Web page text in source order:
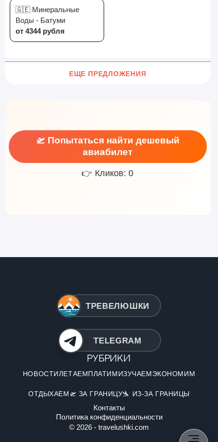
🇬🇪 Минеральные
Воды - Батуми
от 4344 рубля
ЕЩЕ ПРЕДЛОЖЕНИЯ
🛫 Попытаться найти дешевый
авиабилет
👉 Кликов: 0
ТРЕВЕЛЮШКИ
TELEGRAM
Рубрики
НОВОСТИЛЕТАЕМПЛАТИМИЗУЧАЕМЭКОНОМИМ
ОТДЫХАЕМ🛫 ЗА ГРАНИЦУ🛬 ИЗ-ЗА ГРАНИЦЫ
Контакты
Политика конфиденциальности
© 2026 - travelushki.com